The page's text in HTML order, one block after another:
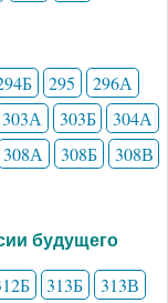
295
296А
303А 303Б
304А
308А 308Б
308В
будущего
313Б
313В